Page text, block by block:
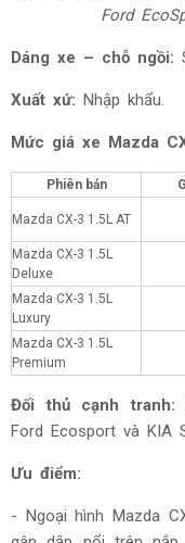
Ford
Dáng xe – chỗ ngồi:
Xuất xứ: Nhập khẩu.
Mức giá xe Mazda
Phiên bản
Mazda CX-3 1.5L AT
Mazda CX-3 1.5L
Deluxe
Mazda CX-3 1.5L
Luxury
Mazda CX-3 1.5L
Premium
Đối thủ cạnh tranh:
Ford Ecosport và KIA
Ưu điểm:
- Ngoại hình Mazda